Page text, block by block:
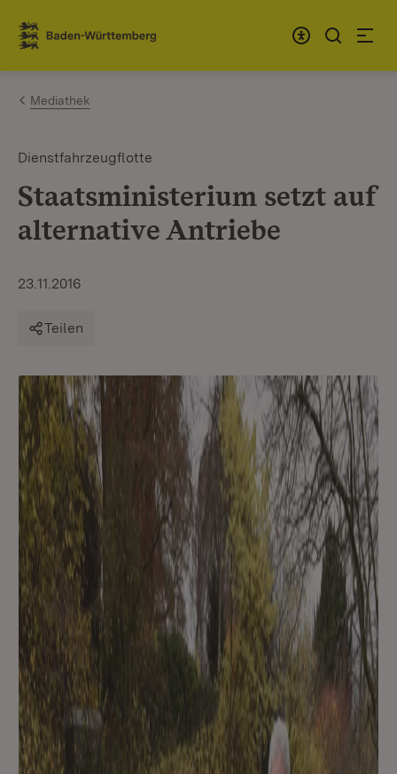
Zum Inhalt springen
Link zur Startseite
Mediathek
Dienstfahrzeugflotte
Staatsministerium setzt auf
alternative Antriebe
23.11.2016
Teilen